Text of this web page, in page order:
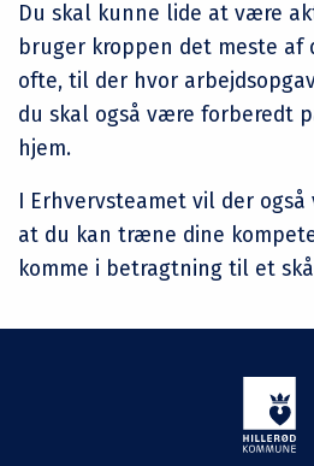
Du skal kunne lide at være
bruger kroppen det meste af
ofte, til der hvor
du skal også være forberedt
hjem.
I Erhvervsteamet vil der
at du kan træne dine
komme i betragtning til et